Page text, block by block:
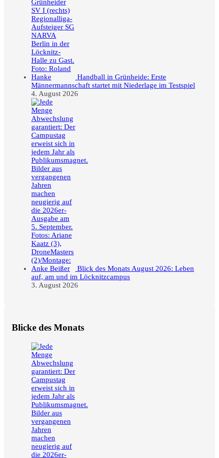
Handball in Grünheide: Erste
Männermannschaft startet mit Niederlage im Testspiel
4. August 2026
Blick des Monats August 2026: Leben
auf, am und im Löcknitzcampus
3. August 2026
Blicke des Monats